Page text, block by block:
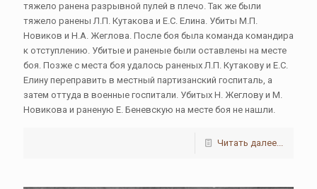
тяжело ранена разрывной пулей в плечо. Так же были
тяжело ранены Л.П. Кутакова и Е.С. Елина. Убиты М.П.
Новиков и Н.А. Жеглова. После боя была команда командира
к отступлению. Убитые и раненые были оставлены на месте
боя. Позже с места боя удалось раненых Л.П. Кутакову и Е.С.
Елину переправить в местный партизанский госпиталь, а
затем оттуда в военные госпитали. Убитых Н. Жеглову и М.
Новикова и раненую Е. Беневскую на месте боя не нашли.
Читать далее...